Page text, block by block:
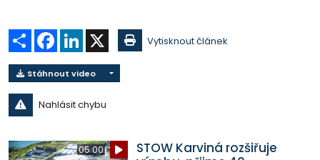
Sdílet Facebook
LinkedIn Vytisknout článek
Stáhnout video
Nahlásit chybu
05:00
STOW Karviná rozšiřuje